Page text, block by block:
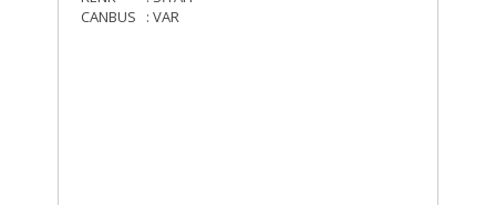
CANBUS : VAR